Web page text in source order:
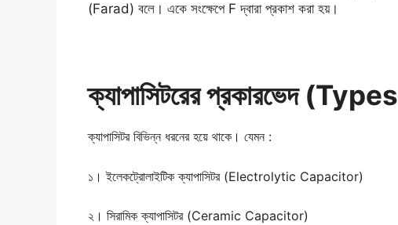
(Farad) বলে। একে সংক্ষেপে F দ্বারা প্রকাশ করা হয়।
ক্যাপাসিটরের প্রকারভেদ
ক্যাপাসিটর বিভিন্ন ধরনের হয়ে থাকে। যেমন :
১। ইলেকট্রোলাইটিক ক্যাপাসিটর (Electrolytic Capacitor)
২। সিরামিক ক্যাপাসিটর (Ceramic Capacitor)